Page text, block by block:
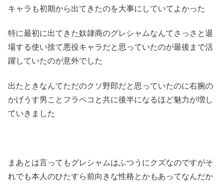
キャラも初期から出てきたのを大事にしていてよかった
特に最初に出てきた奴隷商のグレシャムなんてさっさと退
場する使い捨て悪役キャラだと思っていたのが最後まで活
躍していたのが意外でした
出たときなんてただのクソ野郎だと思っていたのに右腕の
かげうす男ことフラペコと共に後半になるほど魅力が増し
ていきました
まあとは言ってもグレシャムはふつうにクズなのですがそ
れでも本人のひたすら前向きな性格とかもあってなんだか